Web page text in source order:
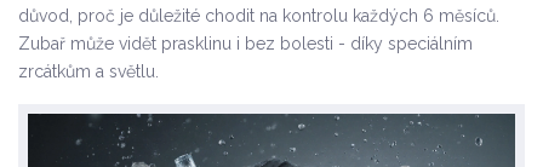
důvod, proč je důležité chodit na kontrolu každých 6 měsíců.
Zubař může vidět prasklinu i bez bolesti - díky speciálním
zrcátkům a světlu.